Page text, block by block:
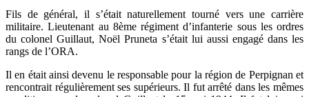
Fils de général, il s’était naturellement tourné vers une carrière
militaire. Lieutenant au 8ème régiment d’infanterie sous les ordres
du colonel Guillaut, Noël Pruneta s’était lui aussi engagé dans les
rangs de l’ORA.
Il en était ainsi devenu le responsable pour la région de Perpignan et
rencontrait régulièrement ses supérieurs. Il fut arrêté dans les mêmes